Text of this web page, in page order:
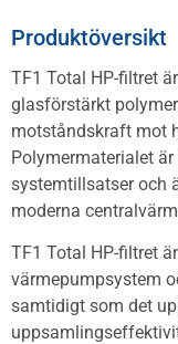
Produktöversikt
TF1 Total HP-filtret
glasförstärkt
motståndskraft mot
Polymermaterialet
systemtillsatser och
moderna
TF1 Total HP-filtret
värmepumpsystem
samtidigt som det